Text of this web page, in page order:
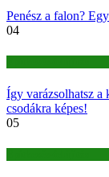
Penész a falon?
04
Így varázsolhatsz a
csodákra képes!
05